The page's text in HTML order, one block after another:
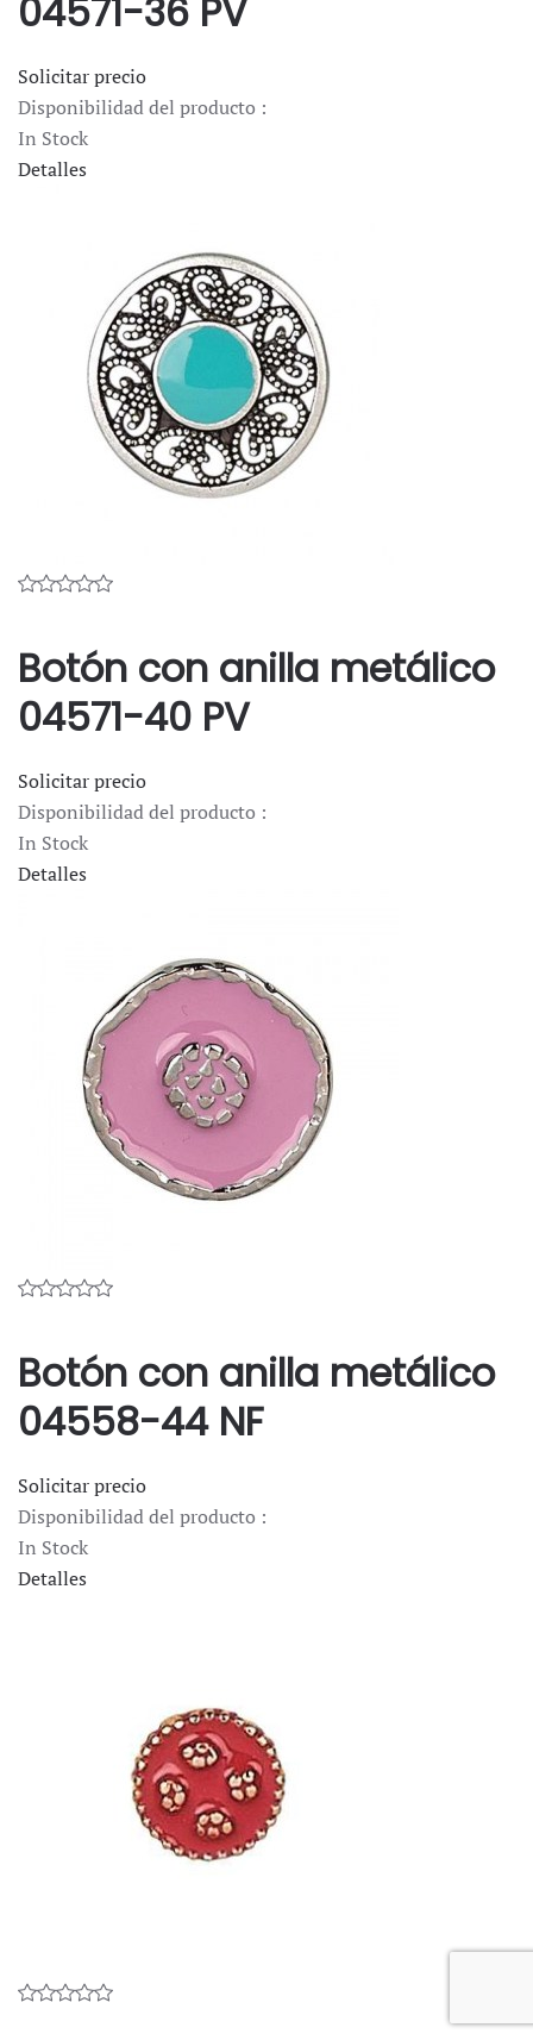
04571-36 PV
Solicitar precio
Disponibilidad del producto :
In Stock
Detalles
Botón con anilla metálico
04571-40 PV
Solicitar precio
Disponibilidad del producto :
In Stock
Detalles
Botón con anilla metálico
04558-44 NF
Solicitar precio
Disponibilidad del producto :
In Stock
Detalles